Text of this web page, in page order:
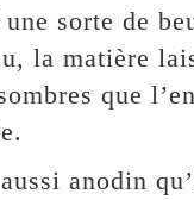
sorte de
la matière
que
anodin